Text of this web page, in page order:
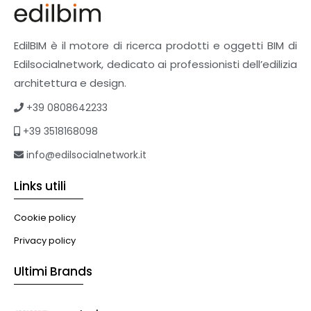
Pavimenti e rivestimenti
Pavimenti industriali
Sistemi giardini pensili
Supporti per esterni
Tetti verdi
eBook
Formazione professionale
Illuminazione
Murature
EdilBIM è il motore di ricerca prodotti e oggetti BIM di
Edilsocialnetwork, dedicato ai professionisti dell’edilizia
architettura e design.
+39 0808642233
+39 3518168098
info@edilsocialnetwork.it
Links utili
Cookie policy
Privacy policy
Ultimi Brands